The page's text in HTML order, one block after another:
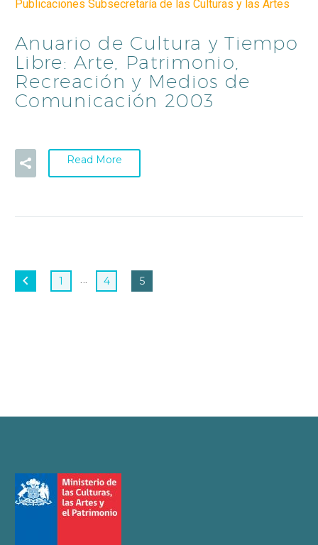
Publicaciones Subsecretaría de las Culturas y las Artes
Anuario de Cultura y Tiempo
Libre: Arte, Patrimonio,
Recreación y Medios de
Comunicación 2003
Read More
1 … 4 5